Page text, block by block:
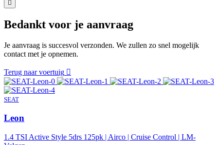
Bedankt voor je aanvraag
Je aanvraag is succesvol verzonden. We zullen zo snel mogelijk
contact met je opnemen.
Terug naar voertuig
SEAT
Leon
1.4 TSI Active Style 5drs 125pk | Airco | Cruise Control | LM-